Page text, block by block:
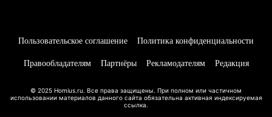
Пользовательское соглашение Политика конфиденциальности
Правообладателям Партнёры Рекламодателям Редакция
© 2025 Homius.ru. Все права защищены. При полном или частичном
использовании материалов данного сайта обязательна активная индексируемая
ссылка.